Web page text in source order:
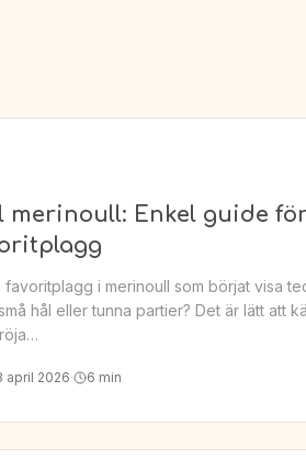
merinoull: Enkel guide
i merinoull som börjat visa
hål eller tunna partier? Det är lätt att
april 2026· 6 min